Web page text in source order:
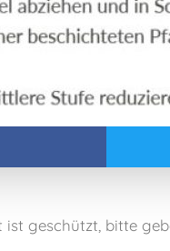
ist geschützt, bitte